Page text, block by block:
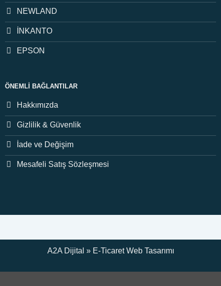
NEWLAND
İNKANTO
EPSON
ÖNEMLI BAĞLANTILAR
Hakkımızda
Gizlilik & Güvenlik
İade ve Değişim
Mesafeli Satış Sözleşmesi
A2A Dijital » E-TicaretWeb Tasarımı